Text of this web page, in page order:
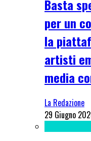
Basta
per un
la
artisti
media
La Redazione
29 Giugno